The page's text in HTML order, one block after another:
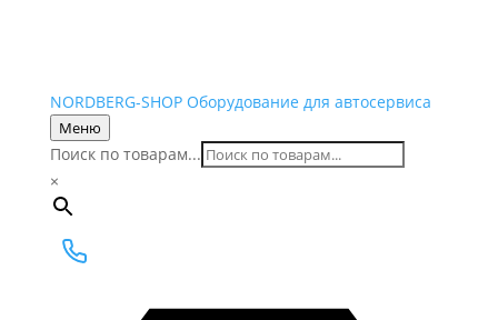
NORDBERG-SHOP Оборудование для автосервиса
Меню
Поиск по товарам...
×